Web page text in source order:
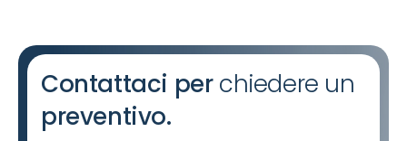
Contattaci perchiedere un
preventivo.